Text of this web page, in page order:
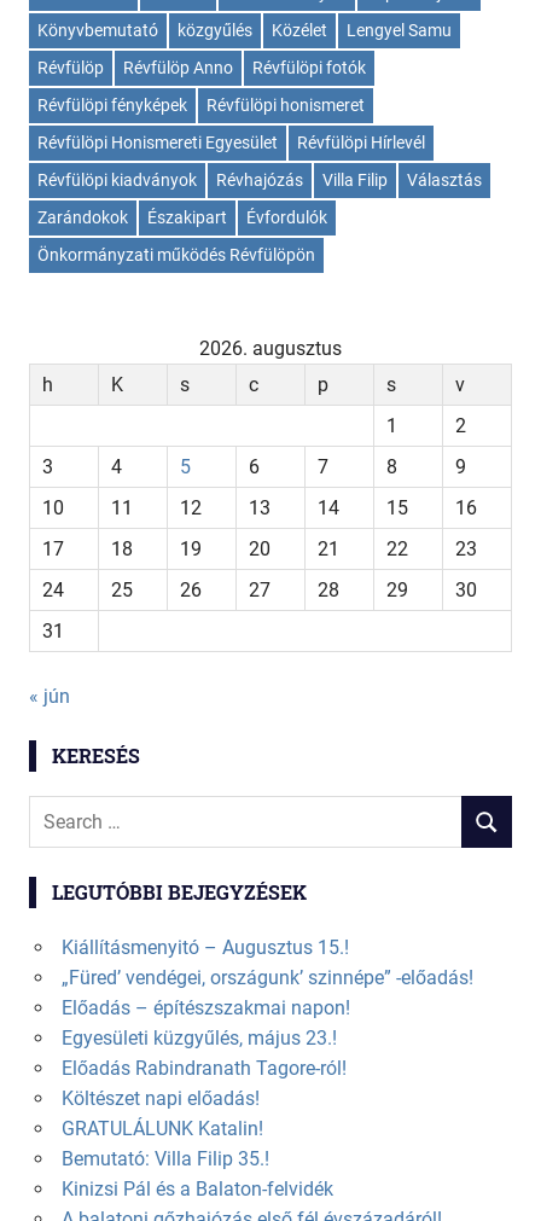
Könyvbemutató
közgyűlés Közélet
Lengyel Samu
Révfülöp
Révfülöp Anno
Révfülöpi fotók
Révfülöpi fényképek
Révfülöpi honismeret
Révfülöpi Honismereti Egyesület
Révfülöpi Hírlevél
Révfülöpi kiadványok
Révhajózás Villa Filip
Választás
Zarándokok
Északipart
Évfordulók
Önkormányzati működés Révfülöpön
2026. augusztus
h
K s c p s
v
1
2
3
4 5 6 7 8
9
10
11 12 13 14 15
16
17
18 19 20 21 22
23
24
25 26 27 28 29
30
31
« jún
KERESÉS
Search
SEARCH
LEGUTÓBBI BEJEGYZÉSEK
Kiállításmenyitó – Augusztus 15.!
„Füred’ vendégei, országunk’ szinnépe” -előadás!
Előadás – építészszakmai napon!
Egyesületi küzgyűlés, május 23.!
Előadás Rabindranath Tagore-ról!
Költészet napi előadás!
GRATULÁLUNK Katalin!
Bemutató: Villa Filip 35.!
Kinizsi Pál és a Balaton-felvidék